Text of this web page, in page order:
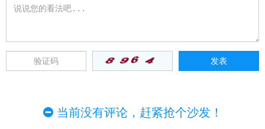
20251113团建番外
当前没有评论，赶紧抢个沙发！